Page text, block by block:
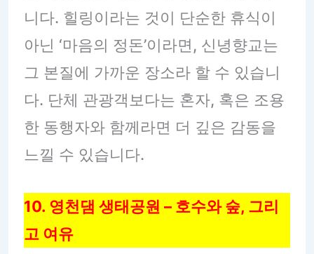
니다. 힐링이라는 것이 단순한 휴식이
아닌 ‘마음의 정돈’이라면, 신녕향교는
그 본질에 가까운 장소라 할 수 있습니
다. 단체 관광객보다는 혼자, 혹은 조용
한 동행자와 함께라면 더 깊은 감동을
느낄 수 있습니다.
10. 영천댐 생태공원 – 호수와 숲, 그리
고 여유